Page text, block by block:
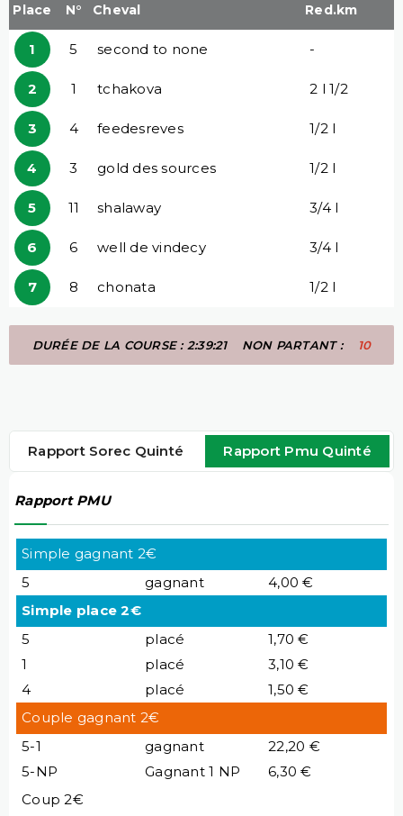
Place N° Cheval Red.km
1 5 second to none -
2 1 tchakova 2 l 1/2
3 4 feedesreves 1/2 l
4 3 gold des sources 1/2 l
5 11 shalaway 3/4 l
6 6 well de vindecy 3/4 l
7 8 chonata 1/2 l
DURÉE DE LA COURSE : 2:39:21 NON PARTANT : 10
Rapport Sorec Quinté Rapport Pmu Quinté
Rapport PMU
Simple gagnant 2€
5
gagnant
4,00 €
Simple place 2€
5
placé
1,70 €
1
placé
3,10 €
4
placé
1,50 €
Couple gagnant 2€
5-1
gagnant
22,20 €
5-NP
Gagnant 1 NP
6,30 €
Coup 2€